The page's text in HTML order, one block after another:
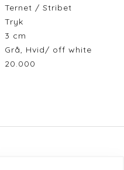
Ternet / Stribet
Tryk
3 cm
Grå, Hvid/ off white
20.000